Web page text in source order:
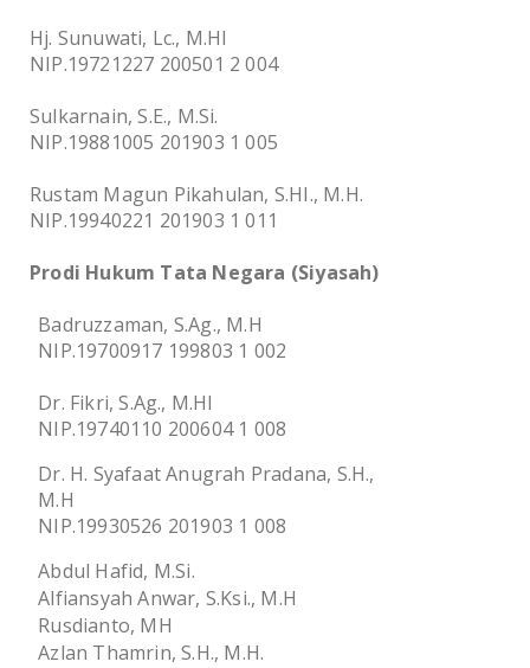
Hj. Sunuwati, Lc., M.HI
NIP.19721227 200501 2 004
Sulkarnain, S.E., M.Si.
NIP.19881005 201903 1 005
Rustam Magun Pikahulan, S.HI., M.H.
NIP.19940221 201903 1 011
Prodi Hukum Tata Negara (Siyasah)
Badruzzaman, S.Ag., M.H
NIP.19700917 199803 1 002
Dr. Fikri, S.Ag., M.HI
NIP.19740110 200604 1 008
Dr. H. Syafaat Anugrah Pradana, S.H.,
M.H
NIP.19930526 201903 1 008
Abdul Hafid, M.Si.
Alfiansyah Anwar, S.Ksi., M.H
Rusdianto, MH
Azlan Thamrin, S.H., M.H.